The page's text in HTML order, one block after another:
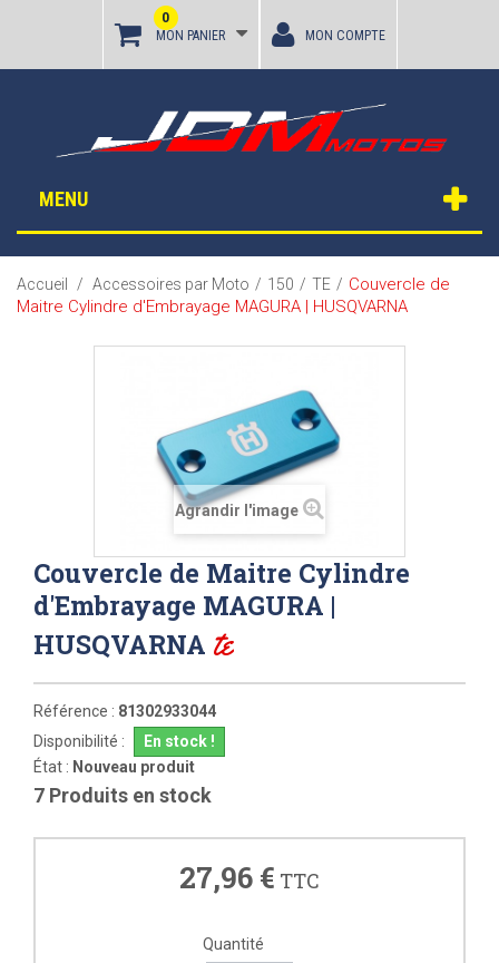
MON PANIER
0
MON COMPTE
MENU
Accueil / Accessoires par Moto / 150 / TE / Couvercle de
Maitre Cylindre d'Embrayage MAGURA | HUSQVARNA
Agrandir l'image
Couvercle de Maitre Cylindre
d'Embrayage MAGURA |
HUSQVARNA te
Référence : 81302933044
Disponibilité :
En stock !
État : Nouveau produit
7 Produits en stock
27,96 € TTC
Quantité